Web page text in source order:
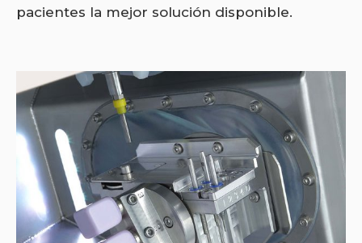
pacientes la mejor solución disponible.